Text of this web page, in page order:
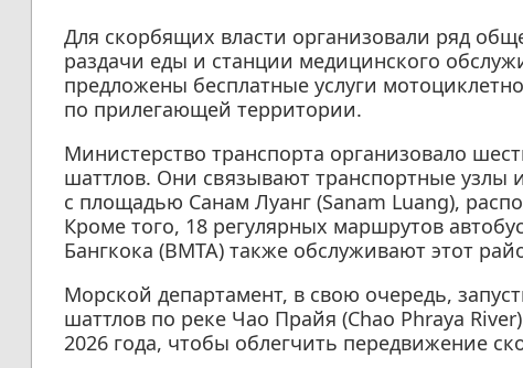
Для скорбящих власти организовали ряд
раздачи еды и станции медицинского
предложены бесплатные услуги
по прилегающей территории.
Министерство транспорта организовало
шаттлов. Они связывают транспортные узлы
с площадью Санам Луанг (Sanam Luang),
Кроме того, 18 регулярных маршрутов
Бангкока (BMTA) также обслуживают этот
Морской департамент, в свою очередь,
шаттлов по реке Чао Прайя (Chao Phraya
2026 года, чтобы облегчить передвижение